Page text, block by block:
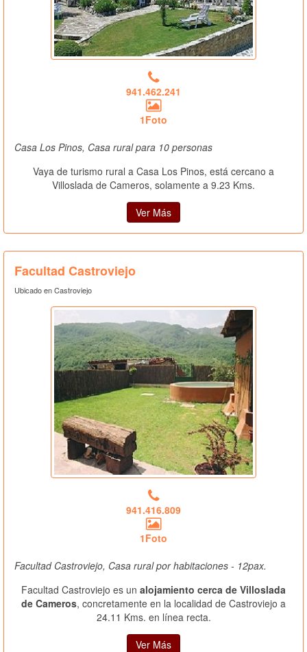
941.462.241
1Foto
Casa Los Pinos, Casa rural para 10 personas
Vaya de turismo rural a Casa Los Pinos, está cercano a
Villoslada de Cameros, solamente a 9.23 Kms.
Ver Más
Facultad Castroviejo
Ubicado en Castroviejo
941.416.809
1Foto
Facultad Castroviejo, Casa rural por habitaciones - 12pax.
Facultad Castroviejo es un alojamiento cerca de Villoslada
de Cameros, concretamente en la localidad de Castroviejo a
24.11 Kms. en línea recta.
Ver Más